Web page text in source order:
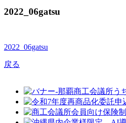
2022_06gatsu
2022_06gatsu
戻る